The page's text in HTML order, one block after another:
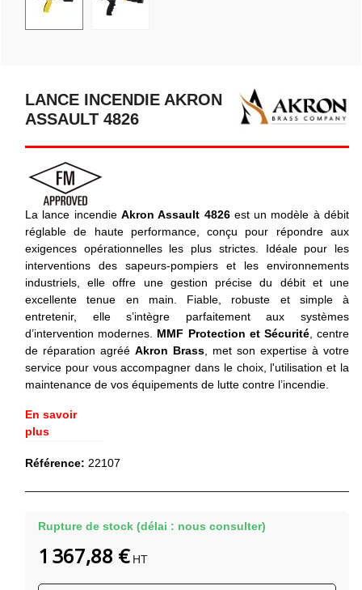
LANCE INCENDIE AKRON
ASSAULT 4826
La lance incendie Akron Assault 4826est un modèle à débit
réglable de haute performance, conçu pour répondre aux
exigences opérationnelles les plus strictes. Idéale pour les
interventions des sapeurs-pompiers et les environnements
industriels, elle offre une gestion précise du débit et une
excellente tenue en main. Fiable, robuste et simple à
entretenir, elle s’intègre parfaitement aux systèmes
d’intervention modernes. MMF Protection et Sécurité, centre
de réparation agréé Akron Brass , met son expertise à votre
service pour vous accompagner dans le choix, l'utilisation et la
maintenance de vos équipements de lutte contre l’incendie.
En savoir
plus
Référence: 22107
Rupture de stock (délai : nous consulter)
1 367,88 € HT